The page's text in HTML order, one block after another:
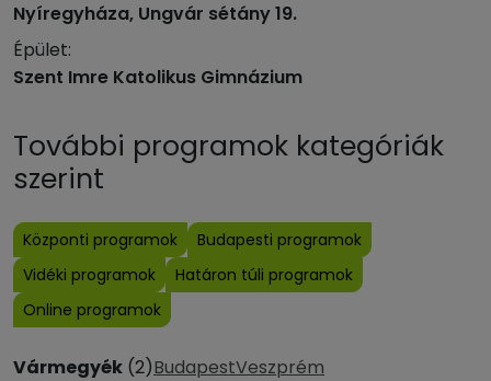
Nyíregyháza, Ungvár sétány 19.
Épület:
Szent Imre Katolikus Gimnázium
További programok kategóriák
szerint
Központi programok
Budapesti programok
Vidéki programok
Határon túli programok
Online programok
Vármegyék (2)BudapestVeszprém